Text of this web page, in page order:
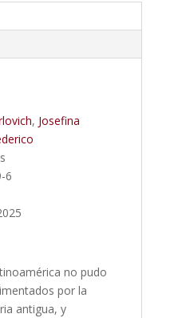
, Josefina
6
no pudo
por la
antigua, y